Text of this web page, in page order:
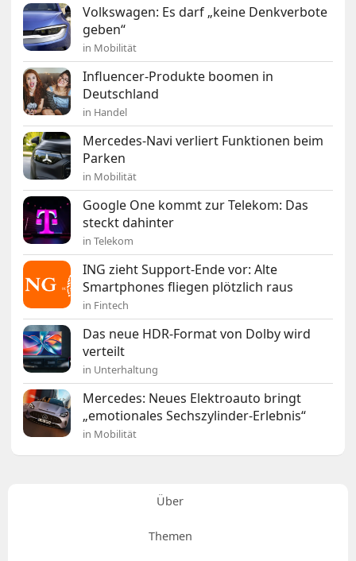
Volkswagen: Es darf „keine Denkverbote
geben“
in Mobilität
Influencer-Produkte boomen in
Deutschland
in Handel
Mercedes-Navi verliert Funktionen beim
Parken
in Mobilität
Google One kommt zur Telekom: Das
steckt dahinter
in Telekom
ING zieht Support-Ende vor: Alte
Smartphones fliegen plötzlich raus
in Fintech
Das neue HDR-Format von Dolby wird
verteilt
in Unterhaltung
Mercedes: Neues Elektroauto bringt
„emotionales Sechszylinder-Erlebnis“
in Mobilität
Über
Themen